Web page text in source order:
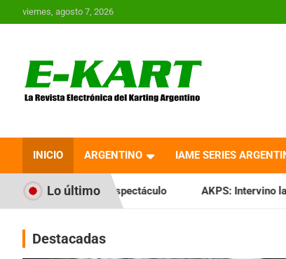
al
viernes, agosto 7, 2026
Revista Electrónica
Karting en Argentina
INICIO ARGENTINO IAME SERIES
Lo últimoAKPS: Intervino la IGJ y oficializó el
Destacadas